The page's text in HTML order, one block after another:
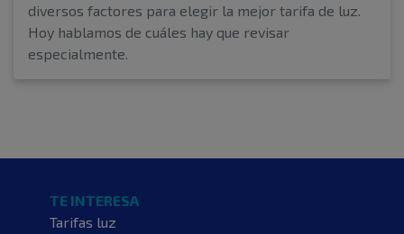
diversos factores para elegir la mejor tarifa de luz.
Hoy hablamos de cuáles hay que revisar
especialmente.
TE INTERESA
Tarifas luz